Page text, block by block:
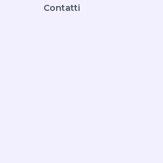
Contatti